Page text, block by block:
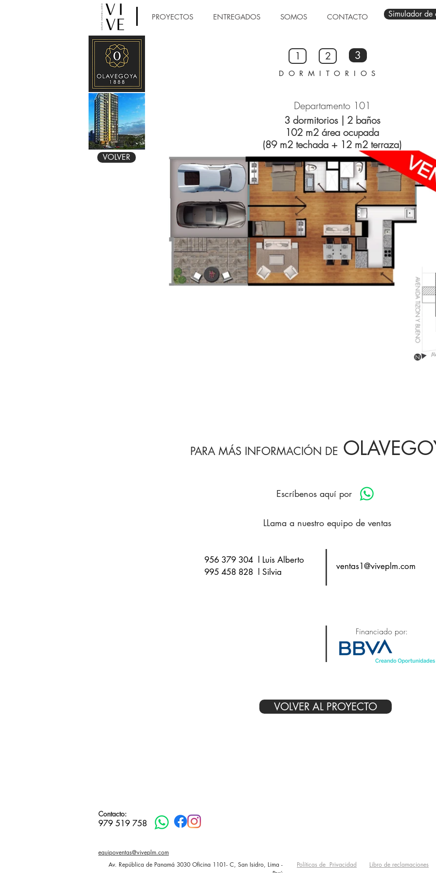
PROYECTOS ENTREGADOS SOMOS CONTACTO Simulador de
1 2 3
DORMITORIOS
Departamento 101
3 dormitorios | 2 baños
102 m2 área ocupada
(89 m2 techada + 12 m2 terraza)
VOLVER
PARA MÁS INFORMACIÓN DE
Escríbenos aquí por
LLama a nuestro equipo de ventas
ventas1@viveplm.com
995 458 828 l Silvia
956 379 304 l Luis Alberto
Financiado por:
VOLVER AL PROYECTO
Contacto:
979 519 758
equipoventas@viveplm.com
Av. República de Panamá 3030 Oficina 1101- C, San Isidro, Lima -
Políticas de Privacidad Libro de reclamaciones